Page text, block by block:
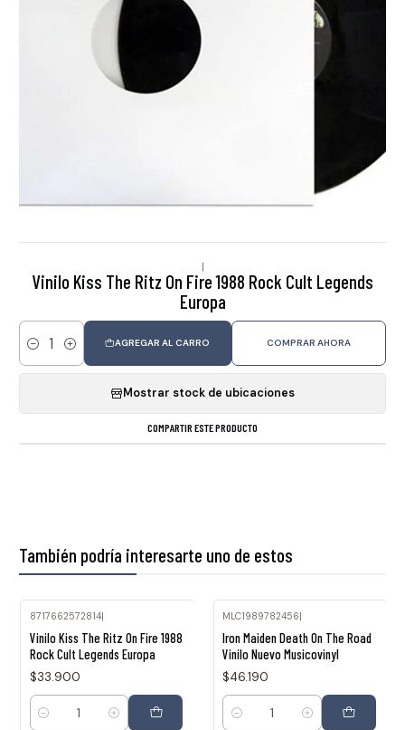
|
Vinilo Kiss The Ritz On Fire 1988 Rock Cult Legends
Europa
Cantidad
AGREGAR AL CARRO COMPRAR AHORA
Mostrar stock de ubicaciones
COMPARTIR ESTE PRODUCTO
También podría interesarte uno de estos
8717662572814|
Vinilo Kiss The Ritz On Fire 1988
Rock Cult Legends Europa
$33.900
Cantidad
MLC1989782456|
Iron Maiden Death On The Road
Vinilo Nuevo Musicovinyl
$46.190
Cantidad